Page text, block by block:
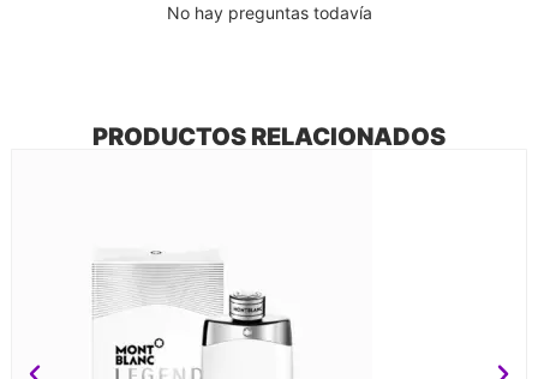
No hay preguntas todavía
PRODUCTOS RELACIONADOS